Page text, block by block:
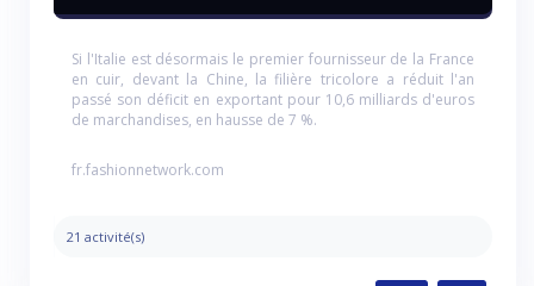
Si l'Italie est désormais le premier fournisseur de la France
en cuir, devant la Chine, la filière tricolore a réduit l'an
passé son déficit en exportant pour 10,6 milliards d'euros
de marchandises, en hausse de 7 %.
fr.fashionnetwork.com
21 activité(s)